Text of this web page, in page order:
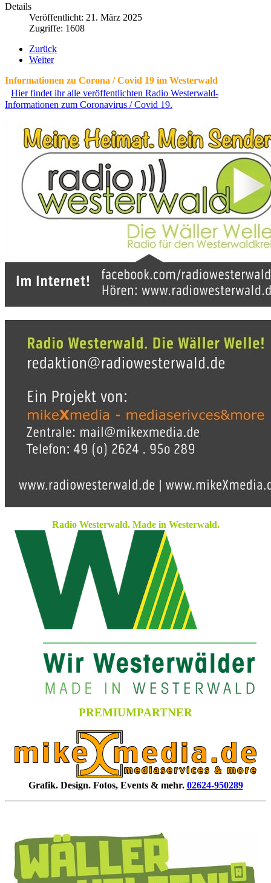
Details
Veröffentlicht: 21. März 2025
Zugriffe: 1608
Zurück
Weiter
Informationen zu Corona / Covid 19 im Westerwald
Hier findet ihr alle veröffentlichten Radio Westerwald-
Informationen zum Coronavirus / Covid 19.
Radio Westerwald. Made in Westerwald.
PREMIUMPARTNER
Grafik. Design. Fotos, Events & mehr. 02624-950289